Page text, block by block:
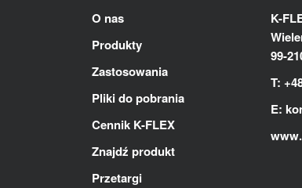
O nas
Produkty
Zastosowania
Pliki do pobrania
Cennik K-FLEX
Znajdź produkt
Przetargi
K-
99-
T:
E: